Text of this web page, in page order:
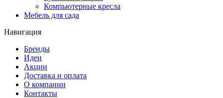
Компьютерные кресла
Мебель для сада
Навигация
Бренды
Идеи
Акции
Доставка и оплата
О компании
Контакты